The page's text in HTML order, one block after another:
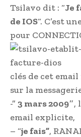
Tsilavo dit : “Je
de IOS“. C’est
pour
clés de cet
sur la
-” 3 mars 2009″,
email explicite,
– “je fais”,